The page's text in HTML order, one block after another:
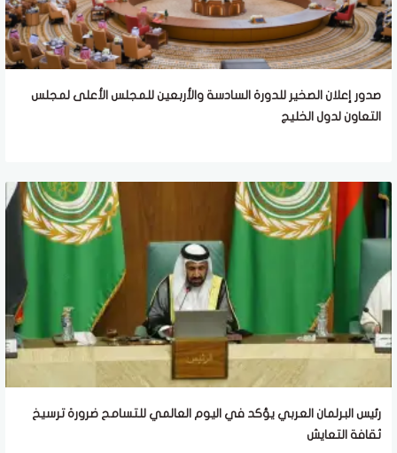
صدور إعلان الصخير للدورة السادسة والأربعين للمجلس الأعلى لمجلس
التعاون لدول الخليج
رئيس البرلمان العربي يؤكد في اليوم العالمي للتسامح ضرورة ترسيخ
ثقافة التعايش